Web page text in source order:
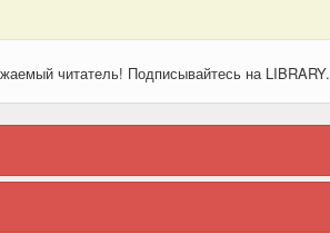
читатель! Подписывайтесь на